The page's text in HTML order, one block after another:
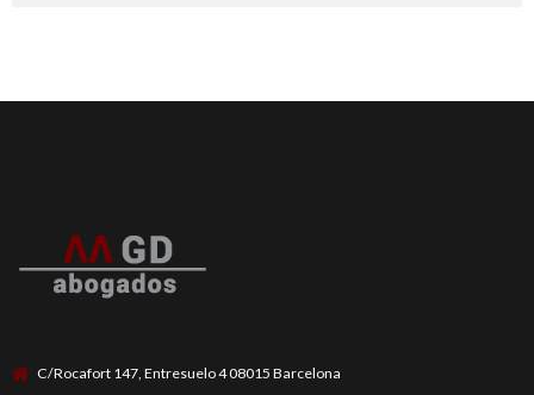
C/Rocafort 147, Entresuelo 4 08015 Barcelona